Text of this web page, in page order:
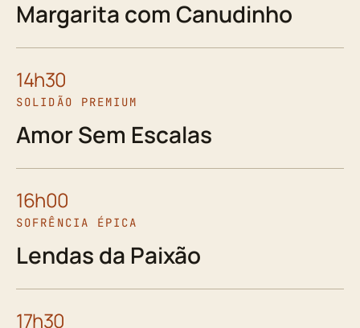
Margarita com Canudinho
14h30
SOLIDÃO PREMIUM
Amor Sem Escalas
16h00
SOFRÊNCIA ÉPICA
Lendas da Paixão
17h30